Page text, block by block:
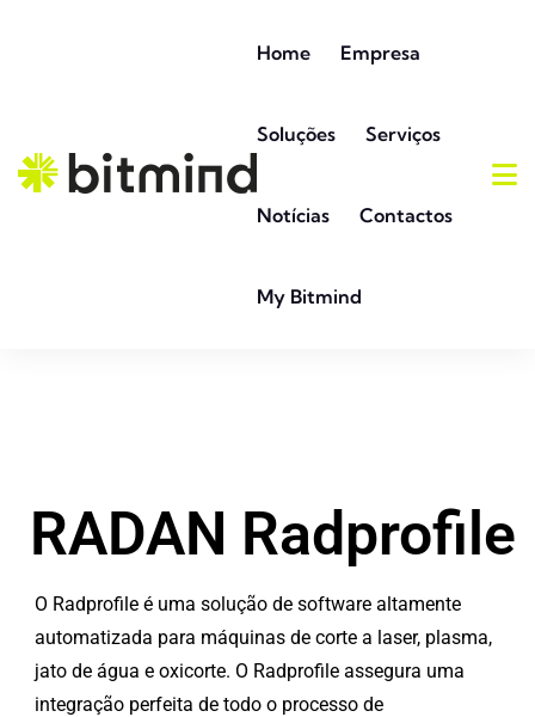
Home Empresa
Soluções Serviços
Notícias Contactos
My Bitmind
RADAN Radprofile
O Radprofile é uma solução de software altamente
automatizada para máquinas de corte a laser, plasma,
jato de água e oxicorte. O Radprofile assegura uma
integração perfeita de todo o processo de